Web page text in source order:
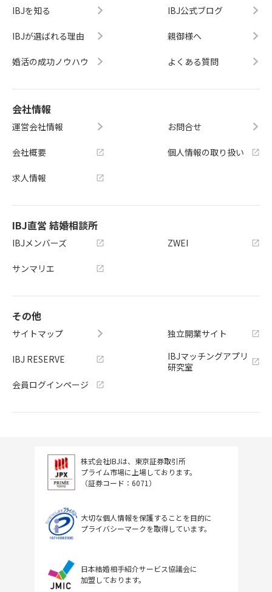
IBJを知る
IBJが選ばれる理由
婚活の成功ノウハウ
IBJ公式ブログ
親御様へ
よくある質問
会社情報
運営会社情報
会社概要
求人情報
お問合せ
個人情報の取り扱い
IBJ直営 結婚相談所
IBJメンバーズ
サンマリエ
ZWEI
その他
サイトマップ
IBJ RESERVE
会員ログインページ
独立開業サイト
IBJマッチングアプリ
研究室
株式会社IBJは、東京証券取引所
プライム市場に上場しております。
（証券コード：6071）
大切な個人情報を保護することを目的に
プライバシーマークを取得しています。
日本結婚相手紹介サービス協議会に
加盟しております。